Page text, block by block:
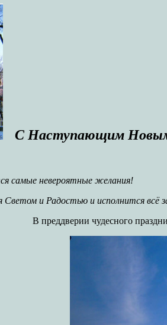
С Наступающим
самые невероятные желания!
и Радостью и исполнится всё
В преддверии чудесного